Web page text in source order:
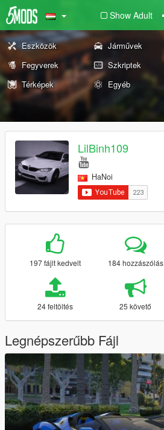
Show Adult
Eszközök Járművek
Fegyverek
Szkriptek
Térképek
Egyéb
LilBinh109
HaNoi
197 fájlt kedvelt 184 hozzászólás
24 feltöltés 25 követő
Legnépszerűbb Fájl